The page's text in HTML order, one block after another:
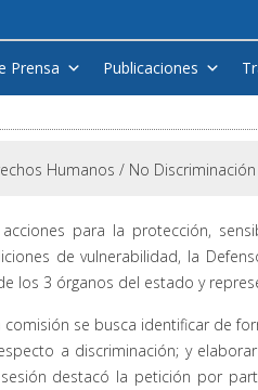
Prensa Publicaciones
Humanos / No Discriminación
para la protección,
de vulnerabilidad, la
los 3 órganos del estado y
se busca identificar de
a discriminación; y
destacó la petición por